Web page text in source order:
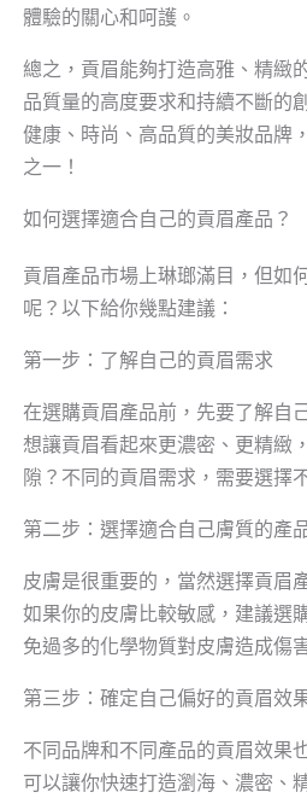
體驗的關心和呵護。
總之，貢眉能夠打造高雅、精緻
品質量的高度要求和持續不斷的
健康、時尚、高品質的美妝品牌
之一！
如何選擇適合自己的貢眉產品？
貢眉產品市場上琳瑯滿目，但如
呢？以下給你幾點建議：
第一步：了解自己的貢眉需求
在選購貢眉產品前，先要了解自
想讓貢眉看起來更濃密、更精緻
隙？不同的貢眉需求，需要選擇
第二步：選擇適合自己膚質的產
皮膚是很重要的，當然選擇貢眉
如果你的皮膚比較敏感，建議選
免過多的化學物質對皮膚造成傷
第三步：確定自己偏好的貢眉效
不同品牌和不同產品的貢眉效果
可以讓你快速打造瀏海、濃密、